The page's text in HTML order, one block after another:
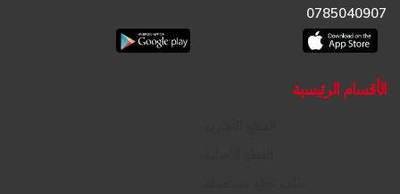
0785040907
الأقسام الرئيسية